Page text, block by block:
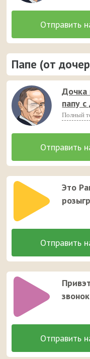
Папе (от
Дочка
папу
Полный
Это